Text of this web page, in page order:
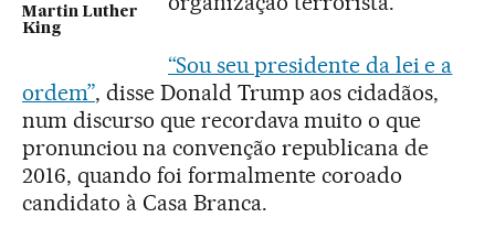
Martin Luther
King
“Sou seu presidente da lei e a
ordem”, disse Donald Trump aos cidadãos,
num discurso que recordava muito o que
pronunciou na convenção republicana de
2016, quando foi formalmente coroado
candidato à Casa Branca.